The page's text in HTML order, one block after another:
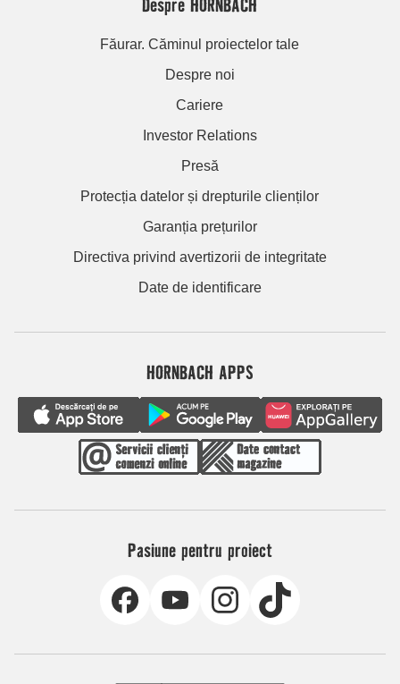
Despre HORNBACH
Făurar. Căminul proiectelor tale
Despre noi
Cariere
Investor Relations
Presă
Protecția datelor și drepturile clienților
Garanția prețurilor
Directiva privind avertizorii de integritate
Date de identificare
HORNBACH APPS
Pasiune pentru proiect